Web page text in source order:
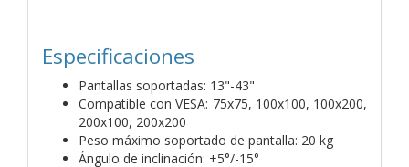
Especificaciones
Pantallas soportadas: 13"-43"
Compatible con VESA: 75x75, 100x100, 100x200,
200x100, 200x200
Peso máximo soportado de pantalla: 20 kg
Ángulo de inclinación: +5°/-15°